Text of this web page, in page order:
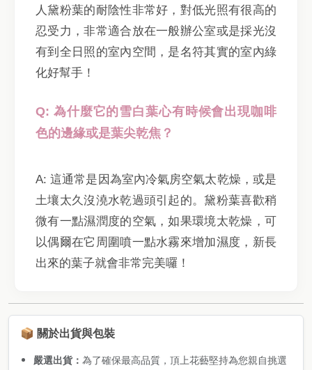
人黛粉葉的耐陰性非常好，對低光照有很高的
忍受力，非常適合放在一般辦公室或是採光沒
有到全日照的室內空間，是名符其實的室內綠
化好幫手！
Q: 為什麼它的雪白葉心有時候會出現咖啡
色的邊緣或是葉尖乾焦？
A: 這通常是因為室內冷氣房空氣太乾燥，或是
土壤太久沒澆水乾過頭引起的。黛粉葉喜歡稍
微有一點濕潤度的空氣，如果環境太乾燥，可
以偶爾在它周圍噴一點水霧來增加濕度，新長
出來的葉子就會非常完美囉！
📦 關於出貨與包裝
嚴選出貨：為了確保最高品質，頂上花藝堅持為您親自挑選